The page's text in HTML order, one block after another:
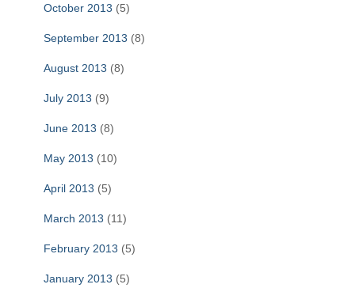
October 2013 (5)
September 2013 (8)
August 2013 (8)
July 2013 (9)
June 2013 (8)
May 2013 (10)
April 2013 (5)
March 2013 (11)
February 2013 (5)
January 2013 (5)